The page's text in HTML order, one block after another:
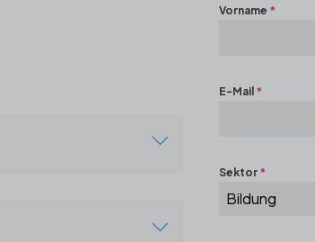
Vorname *
E-Mail *
Sektor *
Bildung